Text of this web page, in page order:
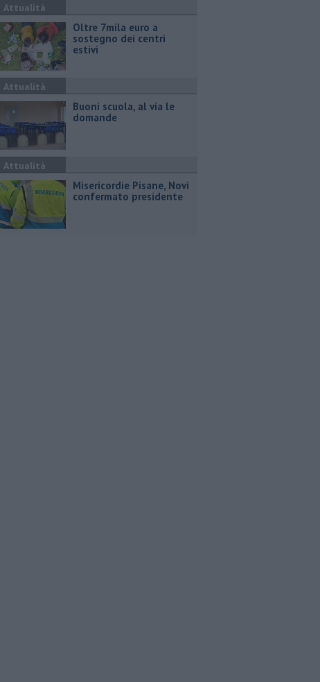
Attualità
Oltre 7mila euro a
sostegno dei centri
estivi
Attualità
Buoni scuola, al via le
domande
Attualità
Misericordie Pisane, Novi
confermato presidente